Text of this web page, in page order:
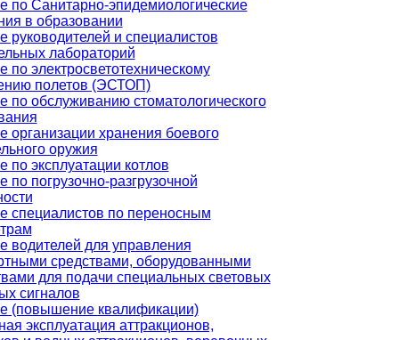
по Санитарно-эпидемиологические
в образовании
руководителей и специалистов
лабораторий
по электросветотехническому
полетов (ЭСТОП)
по обслуживанию стоматологического
организации хранения боевого
оружия
по эксплуатации котлов
по погрузочно-разгрузочной
специалистов по переносным
водителей для управления
средствами, оборудованными
для подачи специальных световых
сигналов
(повышение квалификации)
эксплуатация аттракционов,